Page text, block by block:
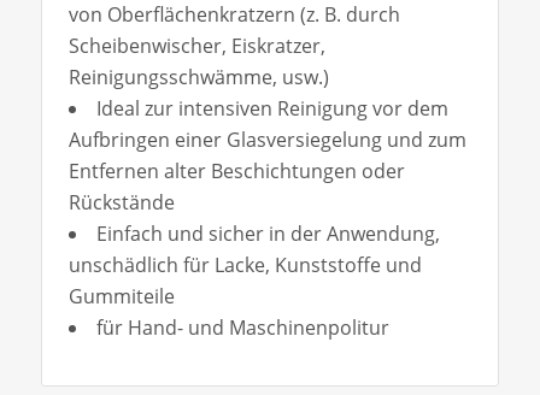
von Oberflächenkratzern (z. B. durch
Scheibenwischer, Eiskratzer,
Reinigungsschwämme, usw.)
Ideal zur intensiven Reinigung vor dem
Aufbringen einer Glasversiegelung und zum
Entfernen alter Beschichtungen oder
Rückstände
Einfach und sicher in der Anwendung,
unschädlich für Lacke, Kunststoffe und
Gummiteile
für Hand- und Maschinenpolitur